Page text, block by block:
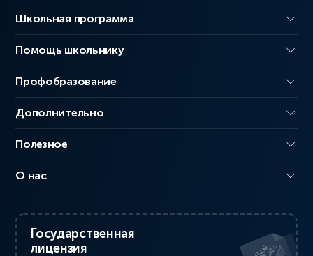
Школьная программа
Помощь школьнику
Профобразование
Дополнительно
Полезное
О нас
Государственная
лицензия